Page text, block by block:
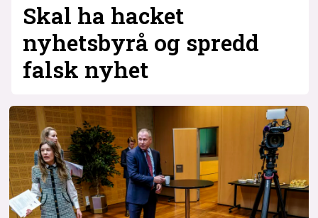
Skal ha hacket
nyhetsbyrå og spredd
falsk nyhet